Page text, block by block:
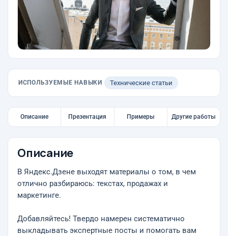
ИСПОЛЬЗУЕМЫЕ НАВЫКИ Технические статьи
Описание Презентация Примеры Другие работы
Описание
В Яндекс.Дзене выходят материалы о том, в чем
отлично разбираюсь: текстах, продажах и
маркетинге.
Добавляйтесь! Твердо намерен систематично
выкладывать экспертные посты и помогать вам